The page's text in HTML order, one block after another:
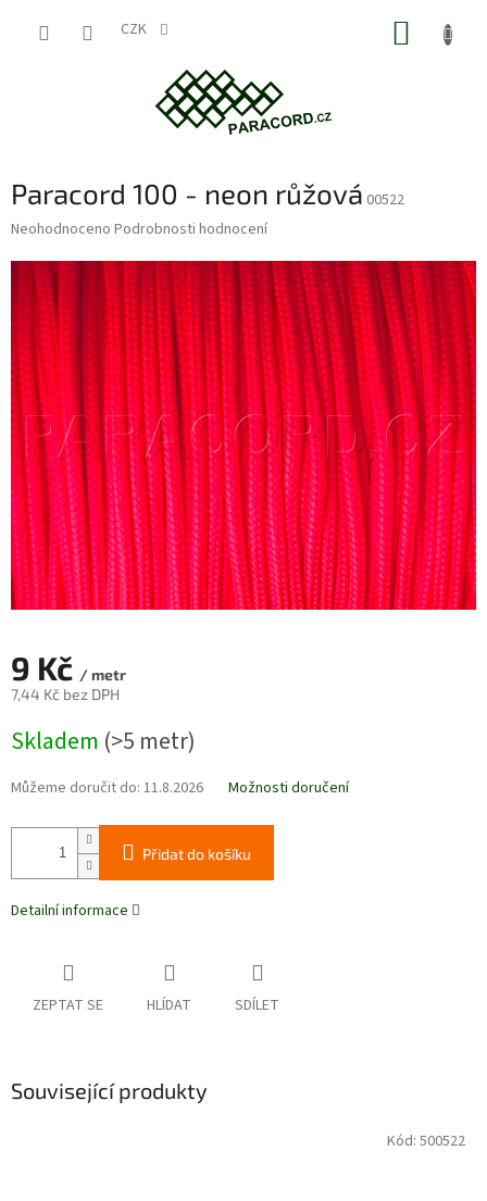
CZK
Paracord 100 - neon růžová 00522
Průměrné
produktu
0,0
z
5
hvězdiček.
Neohodnoceno Podrobnosti hodnocení
9 Kč / metr
7,44 Kč bez DPH
cena:
Skladem (>5 metr)
Můžeme doručit do: 11.8.2026 Možnosti doručení
Přidat do košíku
Detailní informace
ZEPTAT SE HLÍDAT SDÍLET
Související produkty
Kód: 500522